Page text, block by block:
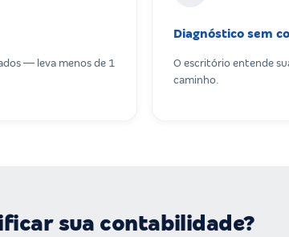
— leva menos de 1
Diagnóstico sem
O escritório entende
caminho.
sua contabilidade?